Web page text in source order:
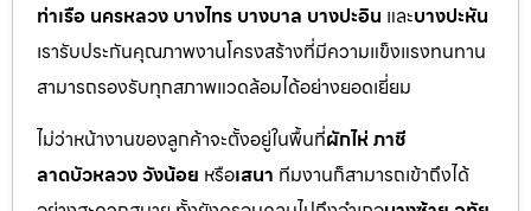
ท่าเรือ นครหลวง บางไทร บางบาล บางปะอิน และบางปะหัน
เรารับประกันคุณภาพงานโครงสร้างที่มีความแข็งแรงทนทาน
สามารถรองรับทุกสภาพแวดล้อมได้อย่างยอดเยี่ยม
ไม่ว่าหน้างานของลูกค้าจะตั้งอยู่ในพื้นที่ผักไห่ ภาชี
ลาดบัวหลวง วังน้อย หรือเสนา ทีมงานก็สามารถเข้าถึงได้